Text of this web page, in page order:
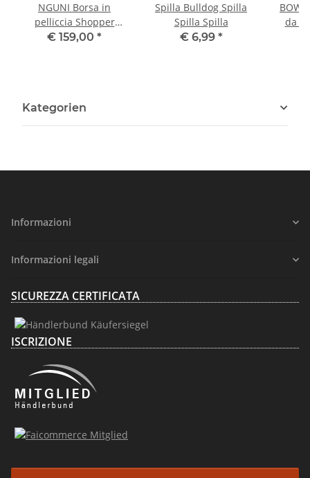
NGUNI Borsa in
pelliccia Shopper
Borsa per la spesa
€ 159,00 *
Spilla Bulldog Spilla
Spilla Spilla
€ 6,99 *
da
Kategorien
Informazioni
Informazioni legali
SICUREZZA CERTIFICATA
ISCRIZIONE